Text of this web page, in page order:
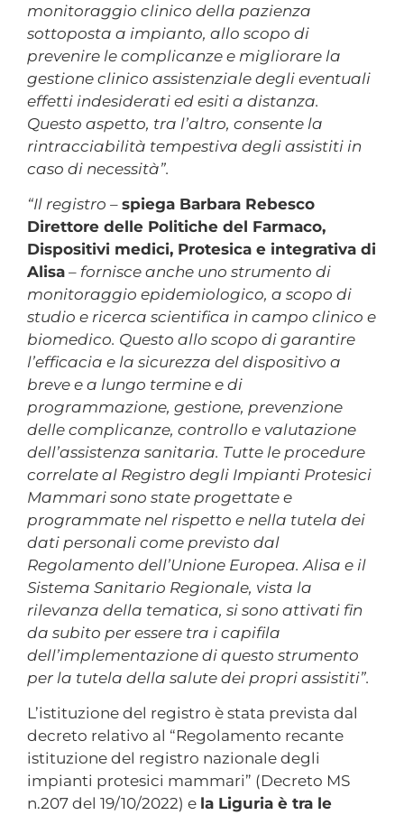
monitoraggio clinico della pazienza
sottoposta a impianto, allo scopo di
prevenire le complicanze e migliorare la
gestione clinico assistenziale degli eventuali
effetti indesiderati ed esiti a distanza.
Questo aspetto, tra l’altro, consente la
rintracciabilità tempestiva degli assistiti in
caso di necessità”.
“Il registro – spiega Barbara Rebesco
Direttore delle Politiche del Farmaco,
Dispositivi medici, Protesica e integrativa di
Alisa – fornisce anche uno strumento di
monitoraggio epidemiologico, a scopo di
studio e ricerca scientifica in campo clinico e
biomedico. Questo allo scopo di garantire
l’efficacia e la sicurezza del dispositivo a
breve e a lungo termine e di
programmazione, gestione, prevenzione
delle complicanze, controllo e valutazione
dell’assistenza sanitaria. Tutte le procedure
correlate al Registro degli Impianti Protesici
Mammari sono state progettate e
programmate nel rispetto e nella tutela dei
dati personali come previsto dal
Regolamento dell’Unione Europea. Alisa e il
Sistema Sanitario Regionale, vista la
rilevanza della tematica, si sono attivati fin
da subito per essere tra i capifila
dell’implementazione di questo strumento
per la tutela della salute dei propri assistiti”.
L’istituzione del registro è stata prevista dal
decreto relativo al “Regolamento recante
istituzione del registro nazionale degli
impianti protesici mammari” (Decreto MS
n.207 del 19/10/2022) e la Liguria è tra le